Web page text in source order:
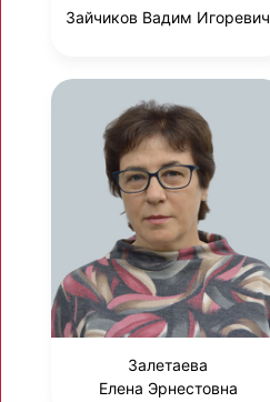
Зайчиков Вадим Игоревич
Залетаева
Елена Эрнестовна